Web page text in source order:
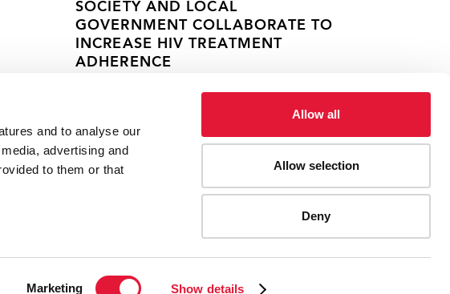
and to analyse our
advertising and
to them or that
Marketing Show details
Allow all
Allow selection
Deny
SOCIETY AND LOCAL
GOVERNMENT COLLABORATE TO
INCREASE HIV TREATMENT
ADHERENCE